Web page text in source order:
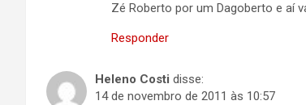
Zé Roberto por um Dagoberto e aí
Responder
Heleno Costi disse:
14 de novembro de 2011 às 10:57